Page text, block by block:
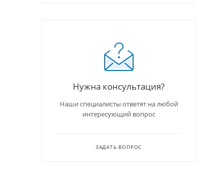
Нужна консультация?
Наши специалисты ответят на любой
интересующий вопрос
ЗАДАТЬ ВОПРОС